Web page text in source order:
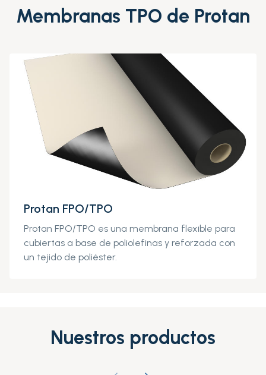
Membranas TPO de Protan
Protan FPO/TPO
Protan FPO/TPO es una membrana flexible para
cubiertas a base de poliolefinas y reforzada con
un tejido de poliéster.
Nuestros productos